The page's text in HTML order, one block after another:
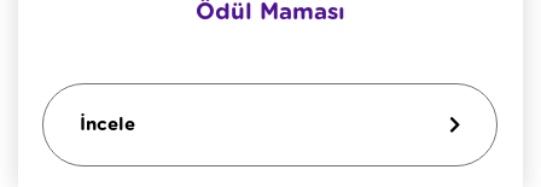
Ödül Maması
İncele